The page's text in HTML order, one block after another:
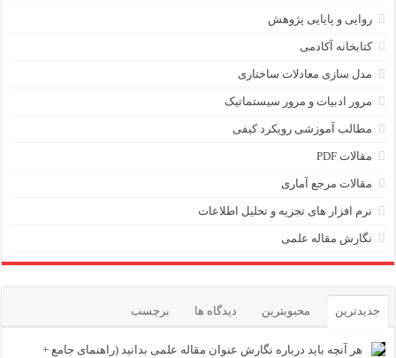
روایی و پایایی پژوهش
کتابخانه آکادمی
مدل سازی معادلات ساختاری
مرور ادبیات و مرور سیستماتیک
مطالب آموزشی رویکرد کیفی
مقالات PDF
مقالات مرجع آماری
نرم افزار های تجزیه و تحلیل اطلاعات
نگارش مقاله علمی
جدیدترین محبوبترین دیدگاه ها برچسب
هر آنچه باید درباره نگارش عنوان مقاله علمی بدانید (راهنمای جامع +